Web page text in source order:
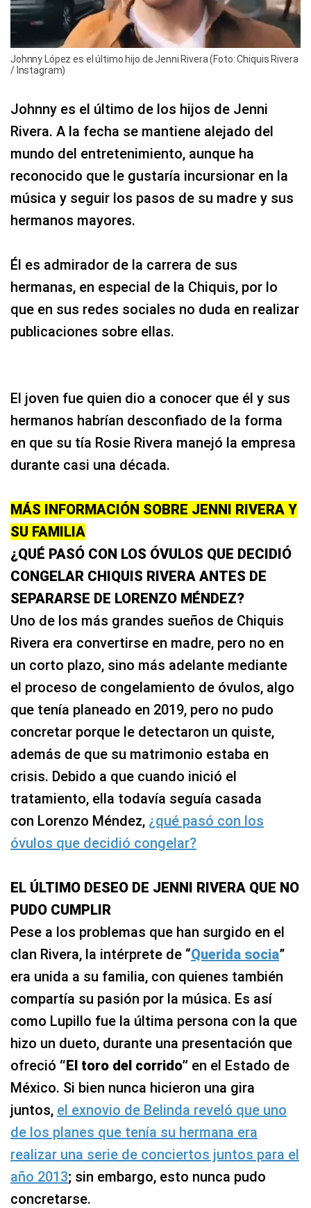
Johnny López es el último hijo de Jenni Rivera (Foto: Chiquis Rivera
/ Instagram)
Johnny es el último de los hijos de Jenni
Rivera. A la fecha se mantiene alejado del
mundo del entretenimiento, aunque ha
reconocido que le gustaría incursionar en la
música y seguir los pasos de su madre y sus
hermanos mayores.
Él es admirador de la carrera de sus
hermanas, en especial de la Chiquis, por lo
que en sus redes sociales no duda en realizar
publicaciones sobre ellas.
El joven fue quien dio a conocer que él y sus
hermanos habrían desconfiado de la forma
en que su tía Rosie Rivera manejó la empresa
durante casi una década.
MÁS INFORMACIÓN SOBRE JENNI RIVERA Y
SU FAMILIA
¿QUÉ PASÓ CON LOS ÓVULOS QUE DECIDIÓ
CONGELAR CHIQUIS RIVERA ANTES DE
SEPARARSE DE LORENZO MÉNDEZ?
Uno de los más grandes sueños de Chiquis
Rivera era convertirse en madre, pero no en
un corto plazo, sino más adelante mediante
el proceso de congelamiento de óvulos, algo
que tenía planeado en 2019, pero no pudo
concretar porque le detectaron un quiste,
además de que su matrimonio estaba en
crisis. Debido a que cuando inició el
tratamiento, ella todavía seguía casada
con Lorenzo Méndez, ¿qué pasó con los
óvulos que decidió congelar?
EL ÚLTIMO DESEO DE JENNI RIVERA QUE NO
PUDO CUMPLIR
Pese a los problemas que han surgido en el
clan Rivera, la intérprete de “Querida socia”
era unida a su familia, con quienes también
compartía su pasión por la música. Es así
como Lupillo fue la última persona con la que
hizo un dueto, durante una presentación que
ofreció “El toro del corrido” en el Estado de
México. Si bien nunca hicieron una gira
juntos, el exnovio de Belinda reveló que uno
de los planes que tenía su hermana era
realizar una serie de conciertos juntos para el
año 2013; sin embargo, esto nunca pudo
concretarse.